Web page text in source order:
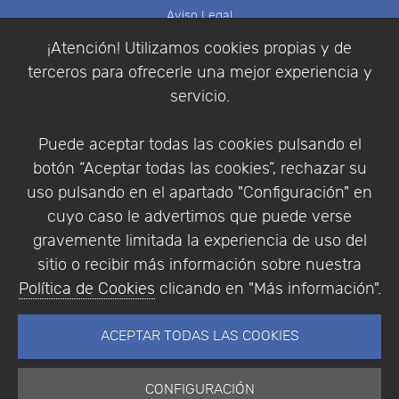
¡Atención! Utilizamos cookies propias y de
terceros para ofrecerle una mejor experiencia y
servicio.
Puede aceptar todas las cookies pulsando el
botón “Aceptar todas las cookies”, rechazar su
uso pulsando en el apartado "Configuración" en
cuyo caso le advertimos que puede verse
gravemente limitada la experiencia de uso del
sitio o recibir más información sobre nuestra
Política de Cookies clicando en "Más información".
ACEPTAR TODAS LAS COOKIES
CONFIGURACIÓN
Aviso Legal
Política de Privacidad
Condiciones de compra
Identificarse
Empresa|Aviso Legal| Política de Privacidad |
Política de Cookies
© Copyright 1994 - 2026. Addlink Software
Científico, S.L.
Portugal.